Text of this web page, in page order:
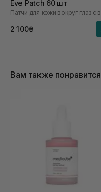
Eye Patch 60 шт
2 100₴
Вам также понравится